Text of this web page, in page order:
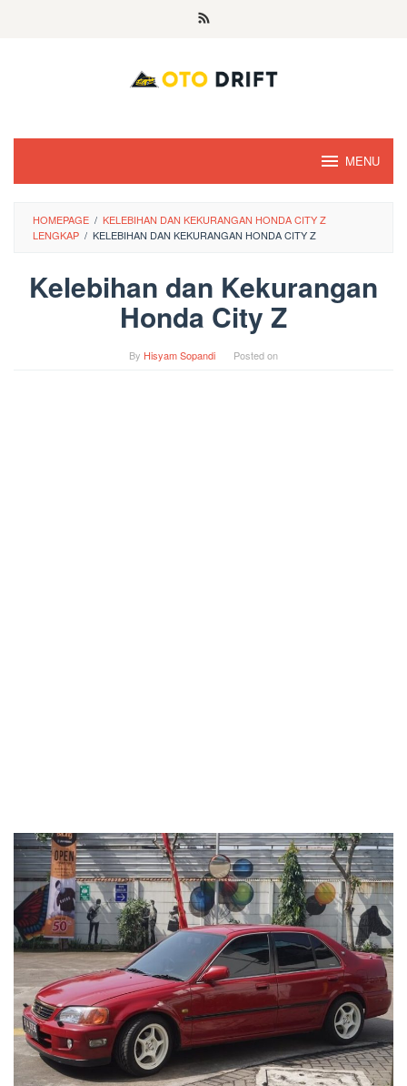
MENU
HOMEPAGE / KELEBIHAN DAN KEKURANGAN HONDA CITY Z
LENGKAP / KELEBIHAN DAN KEKURANGAN HONDA CITY Z
Kelebihan dan Kekurangan
Honda City Z
By Hisyam Sopandi Posted on